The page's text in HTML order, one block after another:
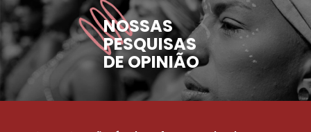
NOSSAS
PESQUISAS
DE OPINIÃO